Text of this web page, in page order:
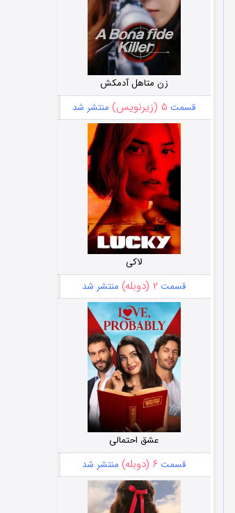
زن متاهل آدمکش
قسمت ۵ (زیرنویس) منتشر شد
لاکی
قسمت ۲ (دوبله) منتشر شد
عشق احتمالی
قسمت ۶ (دوبله) منتشر شد